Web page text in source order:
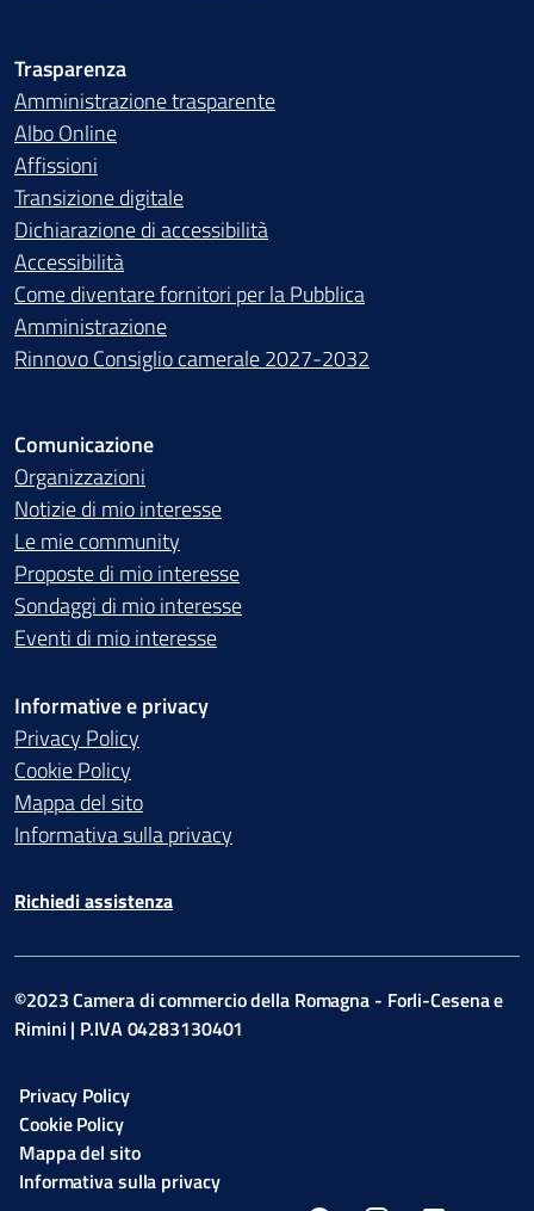
Trasparenza
Amministrazione trasparente
Albo Online
Affissioni
Transizione digitale
Dichiarazione di accessibilità
Accessibilità
Come diventare fornitori per la Pubblica
Amministrazione
Rinnovo Consiglio camerale 2027-2032
Comunicazione
Organizzazioni
Notizie di mio interesse
Le mie community
Proposte di mio interesse
Sondaggi di mio interesse
Eventi di mio interesse
Informative e privacy
Privacy Policy
Cookie Policy
Mappa del sito
Informativa sulla privacy
Richiedi assistenza
©2023 Camera di commercio della Romagna - Forli-Cesena e
Rimini | P.IVA 04283130401
Privacy Policy
Cookie Policy
Mappa del sito
Informativa sulla privacy